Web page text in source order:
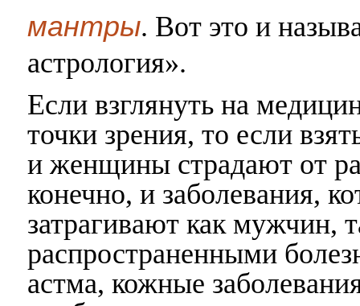
мантры. Вот это и
астрология».
Если взглянуть на
точки зрения, то если
и женщины страдают от
конечно, и заболевания,
затрагивают как мужчин,
распространенными
астма, кожные